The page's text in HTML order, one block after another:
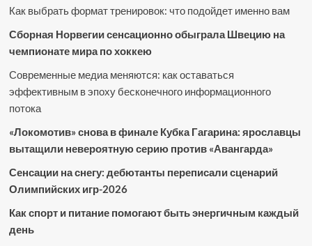
Как выбрать формат тренировок: что подойдет именно вам
Сборная Норвегии сенсационно обыграла Швецию на
чемпионате мира по хоккею
Современные медиа меняются: как оставаться
эффективным в эпоху бесконечного информационного
потока
«Локомотив» снова в финале Кубка Гагарина: ярославцы
вытащили невероятную серию против «Авангарда»
Сенсации на снегу: дебютанты переписали сценарий
Олимпийских игр-2026
Как спорт и питание помогают быть энергичным каждый
день